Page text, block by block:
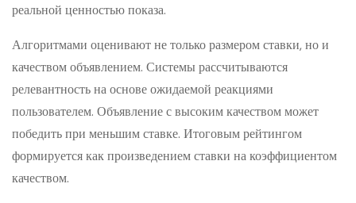
реальной ценностью показа.
Алгоритмами оценивают не только размером ставки, но и
качеством объявлением. Системы рассчитываются
релевантность на основе ожидаемой реакциями
пользователем. Объявление с высоким качеством может
победить при меньшим ставке. Итоговым рейтингом
формируется как произведением ставки на коэффициентом
качеством.